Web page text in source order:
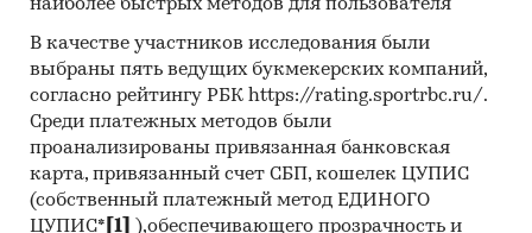
ИП КРАЙНЮК Н.И., ООО `ДОН-КОМПЛЕКТ`, ООО
`НЕПТУН МЕНЕДЖМЕНТ`, ООО `ПРОМРЕСУРС`,
ООО `ОРИКС`, ООО `УНИМОД`, ООО `СНАБВЭЙ`
Выдержки из исследования:
- На российском рынке пожарных рукавов, по
оценкам Tebiz Group, в последние годы нет
выраженного тренда.
наиболее быстрых методов для пользователя
В качестве участников исследования были
выбраны пять ведущих букмекерских компаний,
согласно рейтингу РБК https://rating.sportrbc.ru/.
Среди платежных методов были
проанализированы привязанная банковская
карта, привязанный счет СБП, кошелек ЦУПИС
(собственный платежный метод ЕДИНОГО
ЦУПИС* [1]
),обеспечивающего прозрачность и